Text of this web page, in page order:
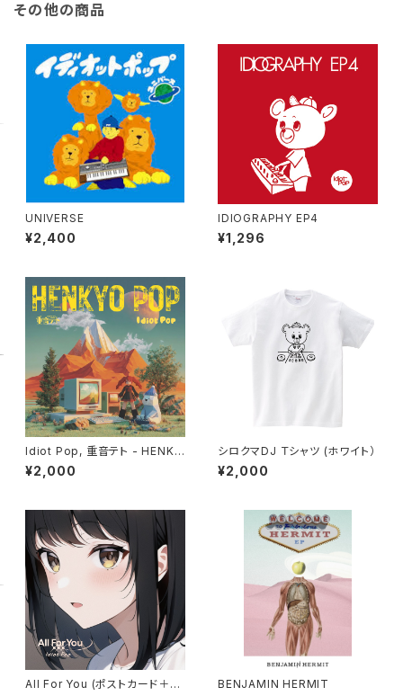
その他の商品
UNIVERSE
¥2,400
IDIOGRAPHY EP4
¥1,296
Idiot Pop, 重音テト - HENKY
O POP
¥2,000
シロクマDJ Ｔシャツ (ホワイト）
¥2,000
All For You (ポストカード＋C
BENJAMIN HERMIT